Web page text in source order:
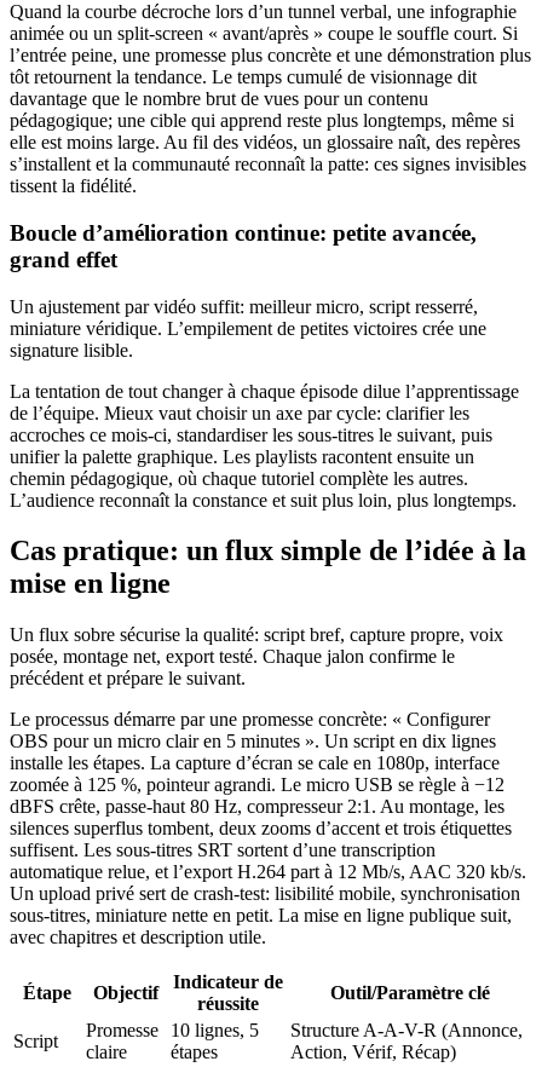
Quand la courbe décroche lors d’un tunnel verbal, une infographie
animée ou un split-screen « avant/après » coupe le souffle court. Si
l’entrée peine, une promesse plus concrète et une démonstration plus
tôt retournent la tendance. Le temps cumulé de visionnage dit
davantage que le nombre brut de vues pour un contenu
pédagogique; une cible qui apprend reste plus longtemps, même si
elle est moins large. Au fil des vidéos, un glossaire naît, des repères
s’installent et la communauté reconnaît la patte: ces signes invisibles
tissent la fidélité.
Boucle d’amélioration continue: petite avancée,
grand effet
Un ajustement par vidéo suffit: meilleur micro, script resserré,
miniature véridique. L’empilement de petites victoires crée une
signature lisible.
La tentation de tout changer à chaque épisode dilue l’apprentissage
de l’équipe. Mieux vaut choisir un axe par cycle: clarifier les
accroches ce mois-ci, standardiser les sous-titres le suivant, puis
unifier la palette graphique. Les playlists racontent ensuite un
chemin pédagogique, où chaque tutoriel complète les autres.
L’audience reconnaît la constance et suit plus loin, plus longtemps.
Cas pratique: un flux simple de l’idée à la
mise en ligne
Un flux sobre sécurise la qualité: script bref, capture propre, voix
posée, montage net, export testé. Chaque jalon confirme le
précédent et prépare le suivant.
Le processus démarre par une promesse concrète: « Configurer
OBS pour un micro clair en 5 minutes ». Un script en dix lignes
installe les étapes. La capture d’écran se cale en 1080p, interface
zoomée à 125 %, pointeur agrandi. Le micro USB se règle à −12
dBFS crête, passe-haut 80 Hz, compresseur 2:1. Au montage, les
silences superflus tombent, deux zooms d’accent et trois étiquettes
suffisent. Les sous-titres SRT sortent d’une transcription
automatique relue, et l’export H.264 part à 12 Mb/s, AAC 320 kb/s.
Un upload privé sert de crash-test: lisibilité mobile, synchronisation
sous-titres, miniature nette en petit. La mise en ligne publique suit,
avec chapitres et description utile.
Étape Objectif
Indicateur de
réussite
Outil/Paramètre clé
Script
Promesse
claire
10 lignes, 5
étapes
Structure A-A-V-R (Annonce,
Action, Vérif, Récap)